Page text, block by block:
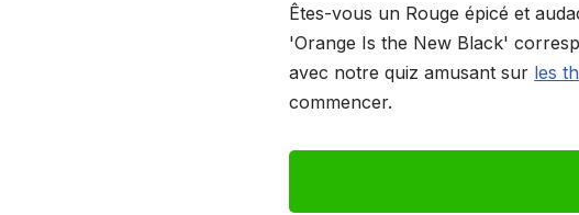
Êtes-vous un Rouge épicé et
'Orange Is the New Black'
avec notre quiz amusant sur les
commencer.